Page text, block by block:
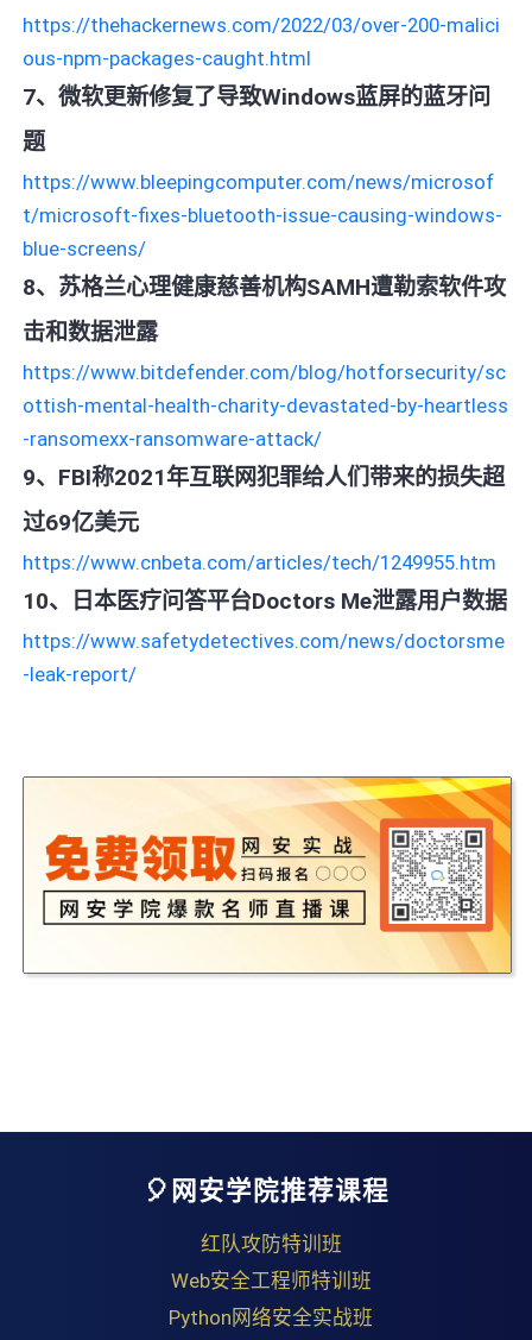
https://thehackernews.com/2022/03/over-200-malici
ous-npm-packages-caught.html
7、微软更新修复了导致Windows蓝屏的蓝牙问
题
https://www.bleepingcomputer.com/news/microsof
t/microsoft-fixes-bluetooth-issue-causing-windows-
blue-screens/
8、苏格兰心理健康慈善机构SAMH遭勒索软件攻
击和数据泄露
https://www.bitdefender.com/blog/hotforsecurity/sc
ottish-mental-health-charity-devastated-by-heartless
-ransomexx-ransomware-attack/
9、FBI称2021年互联网犯罪给人们带来的损失超
过69亿美元
https://www.cnbeta.com/articles/tech/1249955.htm
10、日本医疗问答平台Doctors Me泄露用户数据
https://www.safetydetectives.com/news/doctorsme
-leak-report/
🎈网安学院推荐课程
红队攻防特训班
Web安全工程师特训班
Python网络安全实战班